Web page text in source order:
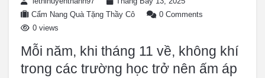
Cẩm Nang Quà Tặng Thầy Cô
0 Comments
0 views
Mỗi năm, khi tháng 11 về, không khí
trong các trường học trở nên ấm áp